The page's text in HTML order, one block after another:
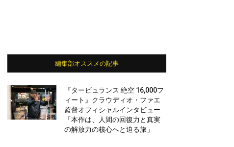
編集部オススメの記事
『タービュランス 絶空 16,000フ
ィート』クラウディオ・ファエ
監督オフィシャルインタビュー
「本作は、人間の回復力と真実
の解放力の核心へと迫る旅」